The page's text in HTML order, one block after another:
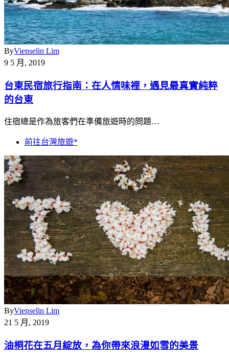
ByVienselin Lim
9 5 月, 2019
台東民宿旅行指南：在人情味裡，遇見最真實純粹
的台東
住宿總是作為旅客們在準備旅遊時的問題…
前往台灣旅遊*
ByVienselin Lim
21 5 月, 2019
油桐花在五月綻放，為你帶來浪漫如雪的美景